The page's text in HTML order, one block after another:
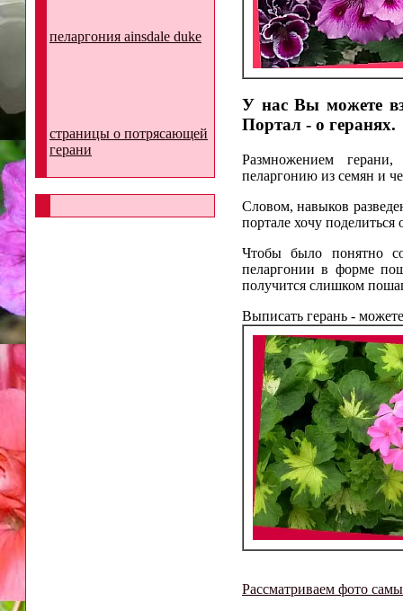
пеларгония ainsdale duke
страницы о потрясающей
герани
У нас Вы можете
Портал - о геранях.
Размножением
пеларгонию из семян и
Словом, навыков
портале хочу
Чтобы было понятно
пеларгонии в форме
получится слишком
Выписать герань -
Рассматриваем фото